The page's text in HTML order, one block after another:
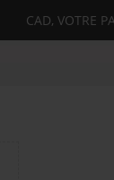
CAD, VOTRE